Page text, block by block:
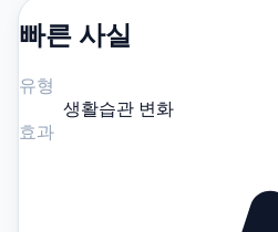
빠른 사실
유형
생활습관 변화
효과